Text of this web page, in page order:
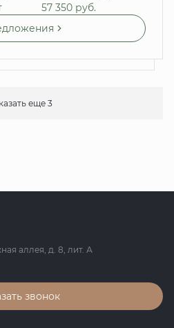
57 350 руб.
еще 3
аллея, д. 8, лит. А
звонок